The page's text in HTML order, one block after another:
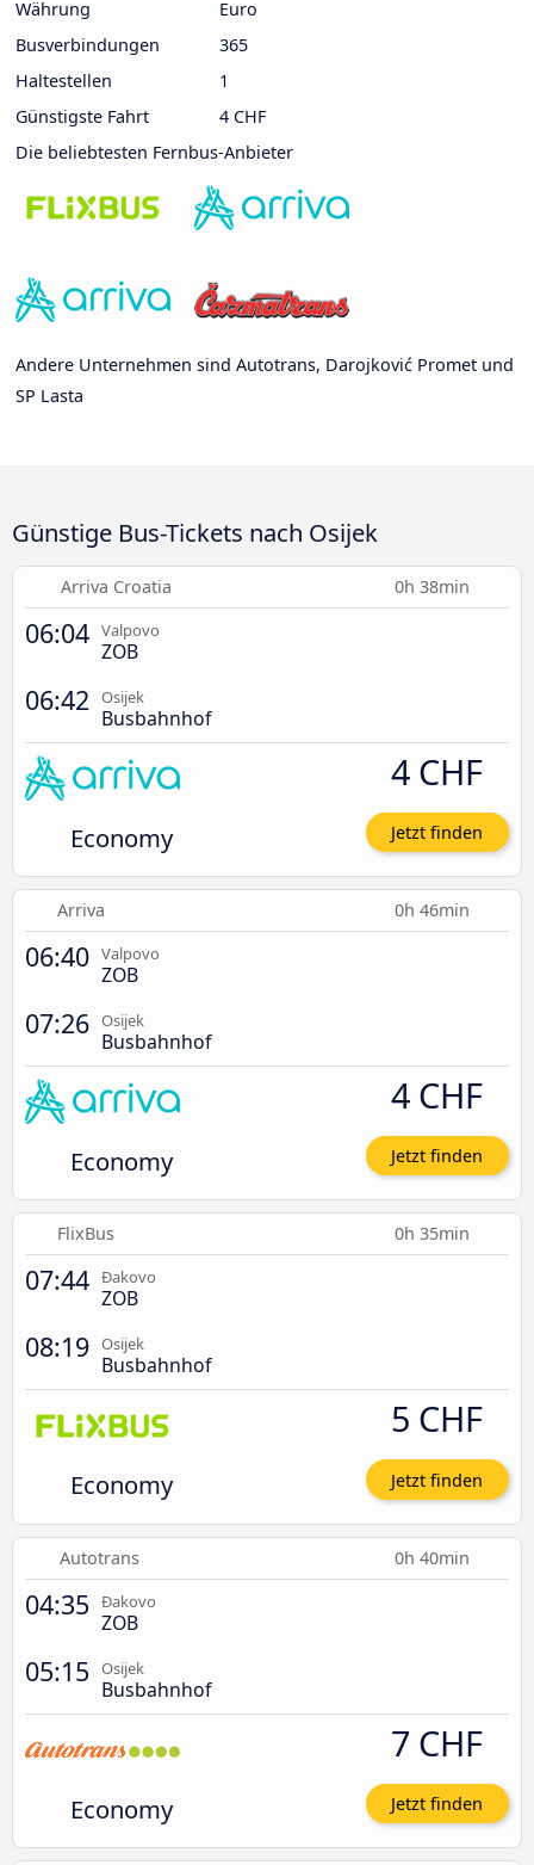
Währung
Euro
Busverbindungen
365
Haltestellen
1
Günstigste Fahrt
4 CHF
Die beliebtesten Fernbus-Anbieter
Andere Unternehmen sind Autotrans, Darojković Promet und
SP Lasta
Günstige Bus-Tickets nach Osijek
Arriva Croatia 0h 38min
06:04 Valpovo
ZOB
06:42 Osijek
Busbahnhof
Economy
4 CHF
Jetzt finden
Arriva 0h 46min
06:40 Valpovo
ZOB
07:26 Osijek
Busbahnhof
Economy
4 CHF
Jetzt finden
FlixBus 0h 35min
07:44 Đakovo
ZOB
08:19 Osijek
Busbahnhof
Economy
5 CHF
Jetzt finden
Autotrans 0h 40min
04:35 Đakovo
ZOB
05:15 Osijek
Busbahnhof
Economy
7 CHF
Jetzt finden